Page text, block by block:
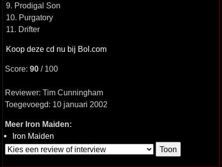
9. Prodigal Son
10. Purgatory
11. Drifter
Koop deze cd nu bij Bol.com
Score: 90 / 100
Reviewer: Tim Cunningham
Toegevoegd: 10 januari 2002
Meer Iron Maiden:
Iron Maiden